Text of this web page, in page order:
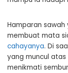
Hamparan
membuat mata
cahayanya. Di
yang muncul
menikmati